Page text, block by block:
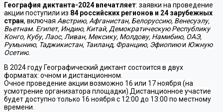
География диктанта-2024 впечатляет: заявки на проведение
акции поступили из 84 российских регионов и 24 зарубежных
стран, включая Австрию, Афганистан, Белоруссию, Венесуэлу,
Вьетнам. Египет, Индию, Китай, Демократическую Республику
Конго, Кубу, Лаос, Ливан, Мексику, Молдову, Намибию, ОАЭ,
Румынию, Таджикистан, Таиланд, Францию, Эфиопиюи Южную
Осетию
В 2024 году Географический диктант состоится в двух
форматах: очном и дистанционном.
Очное проведение акции возможно 16 или 17 ноября (на
усмотрение организатора площадки).Дистанционное участие
будет доступно только 16 ноября с 12:00 до 13:00 по местному
времени.